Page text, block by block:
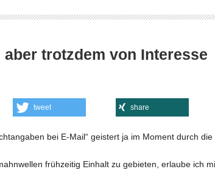
trotzdem von Interesse
tweet share
bei E-Mail“ geistert ja im Moment durch die
frühzeitig Einhalt zu gebieten, erlaube ich